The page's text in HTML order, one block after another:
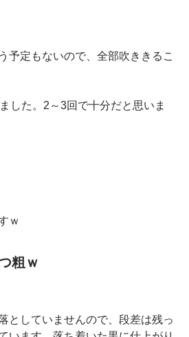
予定もないので、全部吹ききるこ
した。2～3回で十分だと思いま
ｗ
粗ｗ
としていませんので、段差は残っ